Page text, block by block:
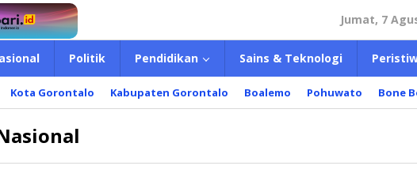
Jumat, 7
Politik Pendidikan Sains & Teknologi
Kota Gorontalo Kabupaten Gorontalo Boalemo Pohuwato Bone